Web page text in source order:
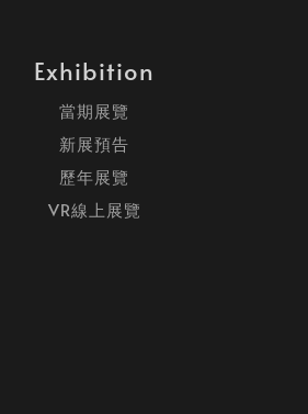
Exhibition
當期展覽
新展預告
歷年展覽
VR線上展覽